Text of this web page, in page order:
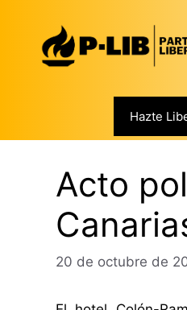
contenido
Hazte
Acto
20 de octubre de